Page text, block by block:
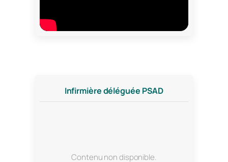
Infirmière déléguée PSAD
Contenu non disponible.